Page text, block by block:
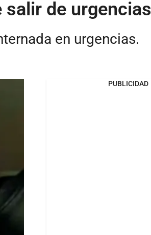
salir de urgencias
en urgencias.
PUBLICIDAD